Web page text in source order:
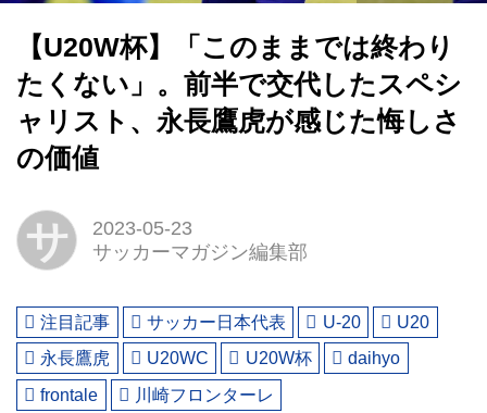
【U20W杯】「このままでは終わり
たくない」。前半で交代したスペシ
ャリスト、永長鷹虎が感じた悔しさ
の価値
サ
2023-05-23
サッカーマガジン編集部
注目記事 サッカー日本代表 U-20
U20
永長鷹虎
U20WC U20W杯
daihyo
frontale
川崎フロンターレ